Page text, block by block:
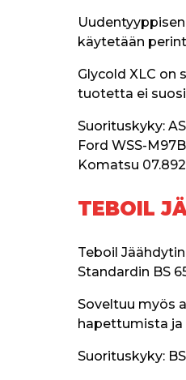
käytetään
Glycold XLC
tuotetta ei
Suorituskyky:
Ford WSS-
Komatsu 07.892
TEBOIL
Teboil
Standardin BS
Soveltuu myös
hapettumista ja
Suorituskyky: